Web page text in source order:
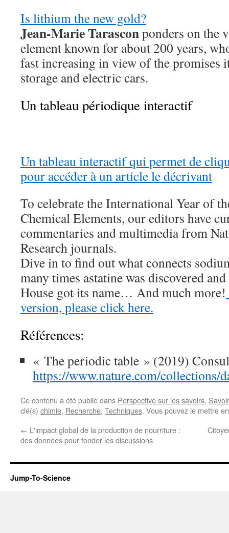
Is lithium the new gold?
Jean-Marie Tarasconponders on the
element known for about 200 years,
fast increasing in view of the promises
storage and electric cars.
Un tableau périodique interactif
Un tableau interactif qui permet de
pour accéder à un article le décrivant
To celebrate the International Year of
Chemical Elements, our editors have
commentaries and multimedia from
Research journals.
Dive in to find out what connects
many times astatine was discovered
House got its name… And much more!
version, please click here.
Références:
« The periodic table » (2019)
https://www.nature.com/collections/
Ce contenu a été publié dans Perspective sur les savoirs,
clé(s) chimie, Recherche, Techniques. Vous pouvez le mettre
← L'impact global de la production de nourriture :
des données pour fonder les discussions
Jump-To-Science